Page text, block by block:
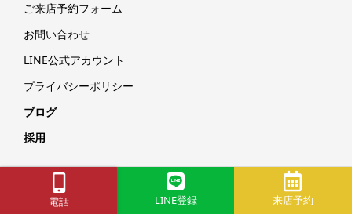
電話 LINE登録 来店予約
ご来店予約フォーム
お問い合わせ
LINE公式アカウント
プライバシーポリシー
ブログ
採用
Copyright © メガネのモチダ｜島根県松江市メガネ・補聴器専門店
All Rights Reserved.